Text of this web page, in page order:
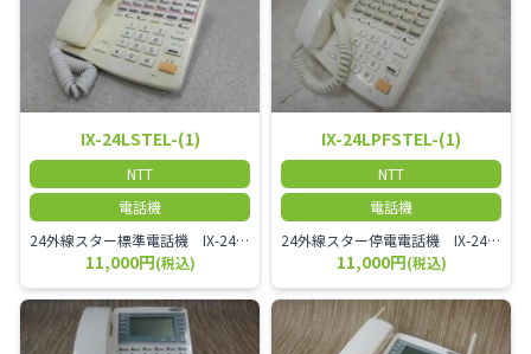
IX-24LSTEL-(1)
NTT
電話機
24外線スター標準電話機 IX-24LSTEL-(1)
11,000円(税込)
IX-24LPFSTEL-(1)
NTT
電話機
24外線スター停電電話機 IX-24LPFSTEL-(1)
11,000円(税込)